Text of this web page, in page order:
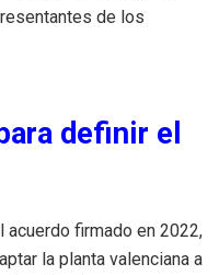
de los
definir el
acuerdo firmado en 2022,
la planta valenciana a